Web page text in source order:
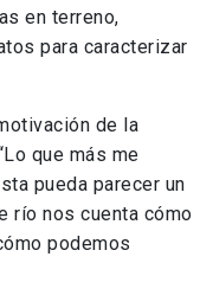
en terreno,
para caracterizar
de la
que más me
pueda parecer un
río nos cuenta cómo
podemos